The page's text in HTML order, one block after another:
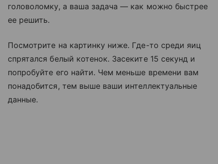
головоломку, а ваша задача — как можно быстрее
ее решить.
Посмотрите на картинку ниже. Где-то среди яиц
спрятался белый котенок. Засеките 15 секунд и
попробуйте его найти. Чем меньше времени вам
понадобится, тем выше ваши интеллектуальные
данные.